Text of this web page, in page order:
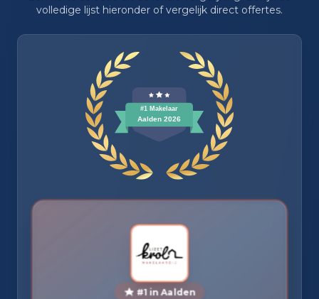
volledige lijst hieronder of vergelijk direct offertes.
#1 in Aalden